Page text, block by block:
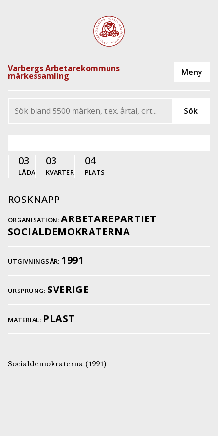
Varbergs Arbetarekommuns
märkessamling
03
LÅDA
03
KVARTER
04
PLATS
ROSKNAPP
ORGANISATION: ARBETAREPARTIET
SOCIALDEMOKRATERNA
UTGIVNINGSÅR: 1991
URSPRUNG: SVERIGE
MATERIAL: PLAST
Socialdemokraterna (1991)